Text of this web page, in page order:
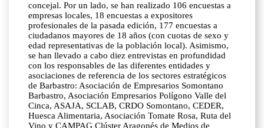
concejal. Por un lado, se han realizado 106 encuestas a
empresas locales, 18 encuestas a expositores
profesionales de la pasada edición, 177 encuestas a
ciudadanos mayores de 18 años (con cuotas de sexo y
edad representativas de la población local). Asimismo,
se han llevado a cabo diez entrevistas en profundidad
con los responsables de las diferentes entidades y
asociaciones de referencia de los sectores estratégicos
de Barbastro: Asociación de Empresarios Somontano
Barbastro, Asociación Empresarios Polígono Valle del
Cinca, ASAJA, SCLAB, CRDO Somontano, CEDER,
Huesca Alimentaria, Asociación Tomate Rosa, Ruta del
Vino y CAMPAG Clúster Aragonés de Medios de